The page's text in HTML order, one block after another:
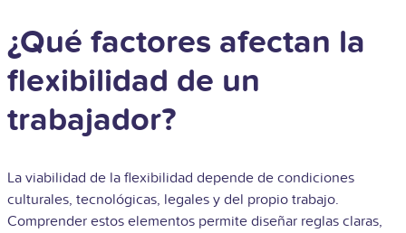
¿Qué factores afectan la
flexibilidad de un
trabajador?
La viabilidad de la flexibilidad depende de condiciones
culturales, tecnológicas, legales y del propio trabajo.
Comprender estos elementos permite diseñar reglas claras,